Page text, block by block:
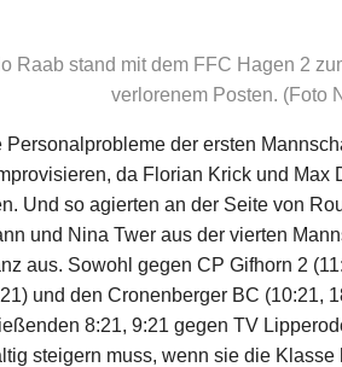
Raab stand mit dem FFC Hagen 2
verlorenem Posten. (Foto
Personalprobleme der ersten
da Florian Krick und Max
Und so agierten an der Seite von
und Nina Twer aus der vierten
aus. Sowohl gegen CP Gifhorn 2
und den Cronenberger BC (10:21,
8:21, 9:21 gegen TV
steigern muss, wenn sie die Klasse